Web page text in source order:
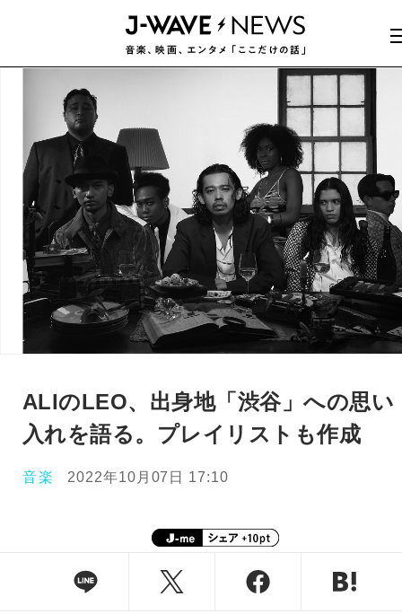
ALIのLEO、出身地「渋谷」への思い
入れを語る。プレイリストも作成
音楽 2022年10月07日 17:10